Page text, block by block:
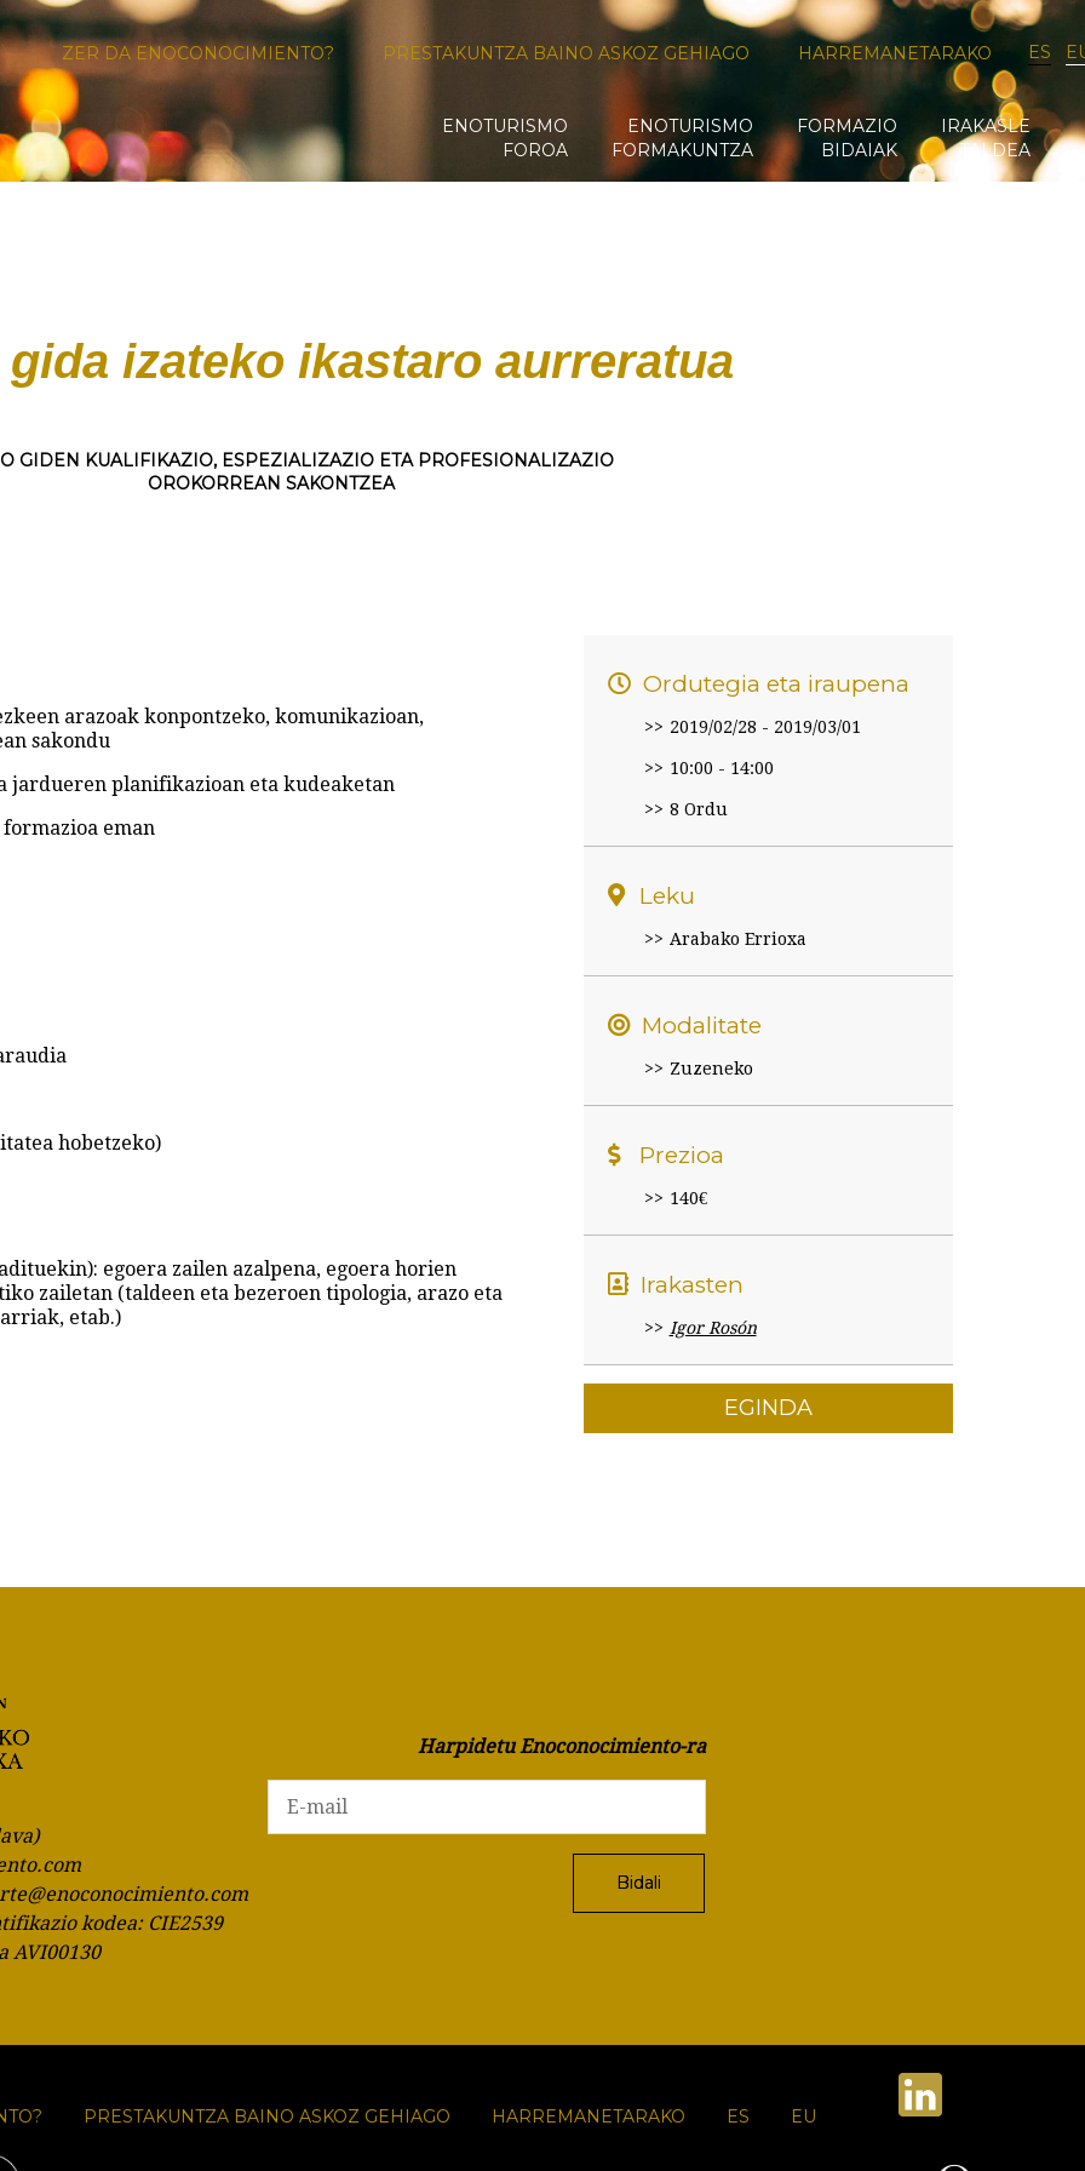
ZER DA ENOCONOCIMIENTO? PRESTAKUNTZA BAINO ASKOZ GEHIAGO HARREMANETARAKO ES
ENOTURISMO
FOROA
ENOTURISMO
FORMAKUNTZA
FORMAZIO
BIDAIAK
IRAKASLE
TALDEA
izateko ikastaro aurreratua
GIDEN KUALIFIKAZIO, ESPEZIALIZAZIO ETA PROFESIONALIZAZIO
OROKORREAN SAKONTZEA
arazoak konpontzeko, komunikazioan,
sakondu
jardueren planifikazioan eta kudeaketan
eman
hobetzeko)
egoera zailen azalpena, egoera horien
zailetan (taldeen eta bezeroen tipologia, arazo eta
etab.)
Ordutegia eta iraupena
2019/02/28 - 2019/03/01
10:00 - 14:00
8 Ordu
Leku
Arabako Errioxa
Modalitate
Zuzeneko
Prezioa
140€
Irakasten
Igor Rosón
EGINDA
kodea: CIE2539
AVI00130
Harpidetu Enoconocimiento-ra
PRESTAKUNTZA BAINO ASKOZ GEHIAGO HARREMANETARAKO ES EU